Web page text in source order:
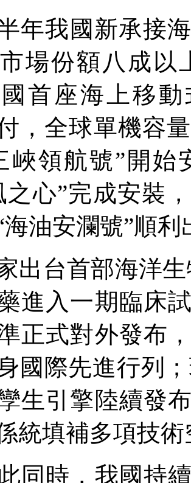
我國新承接海
場份額八成以
首座海上移
，全球單機容
峽領航號”開始
之心”完成安裝
海油安瀾號”順利
台首部海洋生
進入一期臨床
正式對外發布
國際先進行列
生引擎陸續發
統填補多項技術
時，我國持續